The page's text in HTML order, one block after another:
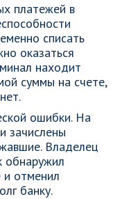
платежей в
списать
оказаться
находит
суммы на счете,
ошибки. На
зачислены
Владелец
обнаружил
и отменил
банку.